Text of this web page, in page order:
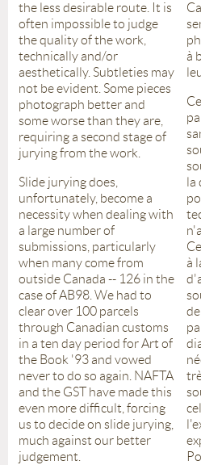
the less desirable route. It is
often impossible to judge
the quality of the work,
technically and/or
aesthetically. Subtleties may
not be evident. Some pieces
photograph better and
some worse than they are,
requiring a second stage of
jurying from the work.
Slide jurying does,
unfortunately, become a
necessity when dealing with
a large number of
submissions, particularly
when many come from
outside Canada -- 126 in the
case of AB98. We had to
clear over 100 parcels
through Canadian customs
in a ten day period for Art of
the Book '93 and vowed
never to do so again. NAFTA
and the GST have made this
even more difficult, forcing
us to decide on slide jurying,
much against our better
judgement.
à
la
à